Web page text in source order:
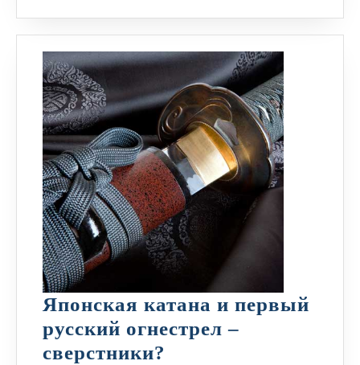
Японская катана и первый
русский огнестрел –
сверстники?